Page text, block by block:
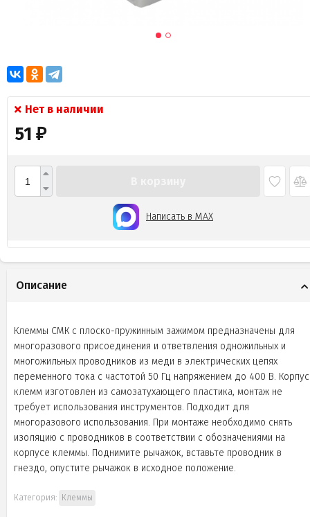
Нет в наличии
51 ₽
Написать в MAX
Описание
Клеммы СМК с плоско-пружинным зажимом предназначены для
многоразового присоединения и ответвления одножильных и
многожильных проводников из меди в электрических цепях
переменного тока с частотой 50 Гц напряжением до 400 В. Корпус
клемм изготовлен из самозатухающего пластика, монтаж не
требует использования инструментов. Подходит для
многоразового использования. При монтаже необходимо снять
изоляцию с проводников в соответствии с обозначениями на
корпусе клеммы. Поднимите рычажок, вставьте проводник в
гнездо, опустите рычажок в исходное положение.
Категория: Клеммы